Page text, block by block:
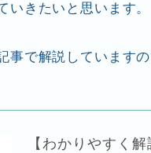
いきたいと思います。
事で解説しています
【わかりやすく